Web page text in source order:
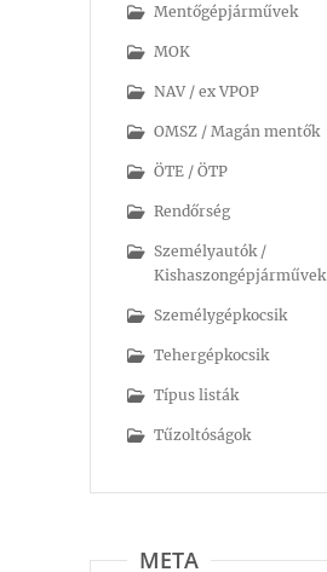
Mentőgépjárművek
MOK
NAV / ex VPOP
OMSZ / Magán mentők
ÖTE / ÖTP
Rendőrség
Személyautók /
Kishaszongépjárművek
Személygépkocsik
Tehergépkocsik
Típus listák
Tűzoltóságok
META